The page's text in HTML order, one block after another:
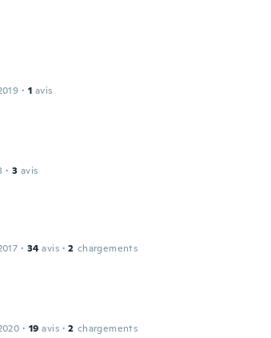
· 1 avis
· 3 avis
· 34 avis · 2 chargements
· 19 avis · 2 chargements